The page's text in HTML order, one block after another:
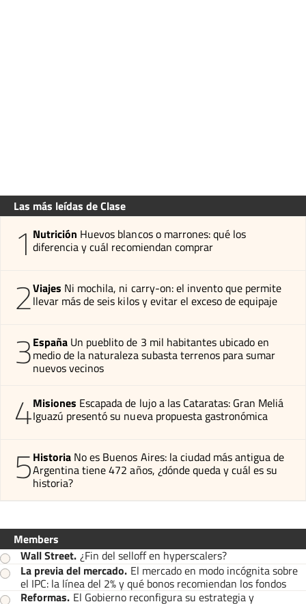
Las más leídas de Clase
1 Nutrición Huevos blancos o marrones: qué los
diferencia y cuál recomiendan comprar
2Viajes Ni mochila, ni carry-on: el invento que permite
llevar más de seis kilos y evitar el exceso de equipaje
3España Un pueblito de 3 mil habitantes ubicado en
medio de la naturaleza subasta terrenos para sumar
nuevos vecinos
4Misiones Escapada de lujo a las Cataratas: Gran Meliá
Iguazú presentó su nueva propuesta gastronómica
5Historia No es Buenos Aires: la ciudad más antigua de
Argentina tiene 472 años, ¿dónde queda y cuál es su
historia?
Members
Wall Street. ¿Fin del selloff en hyperscalers?
La previa del mercado. El mercado en modo incógnita sobre
el IPC: la línea del 2% y qué bonos recomiendan los fondos
Reformas. El Gobierno reconfigura su estrategia y